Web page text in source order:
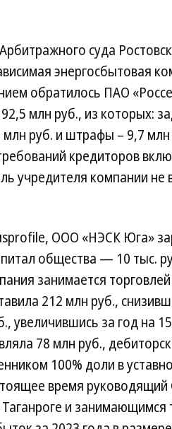
суда
энергосбытовая
обратилось ПАО
млн руб., из которых:
млн руб. и штрафы – 9,7
кредиторов
учредителя компании
ООО «НЭСК Юга»
общества — 10 тыс.
занимается
212 млн руб.,
увеличившись за год на
78 млн руб.,
100% доли в
время
и занимающимся